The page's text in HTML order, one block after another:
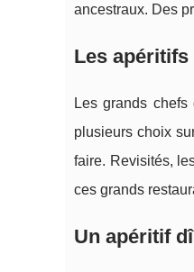
ancestraux. Des
Les
Les grands
plusieurs choix
faire. Revisités,
ces grands
Un apéritif